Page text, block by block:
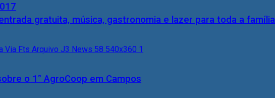
gratuita, música, gastronomia e lazer para toda a família
o 1° AgroCoop em Campos